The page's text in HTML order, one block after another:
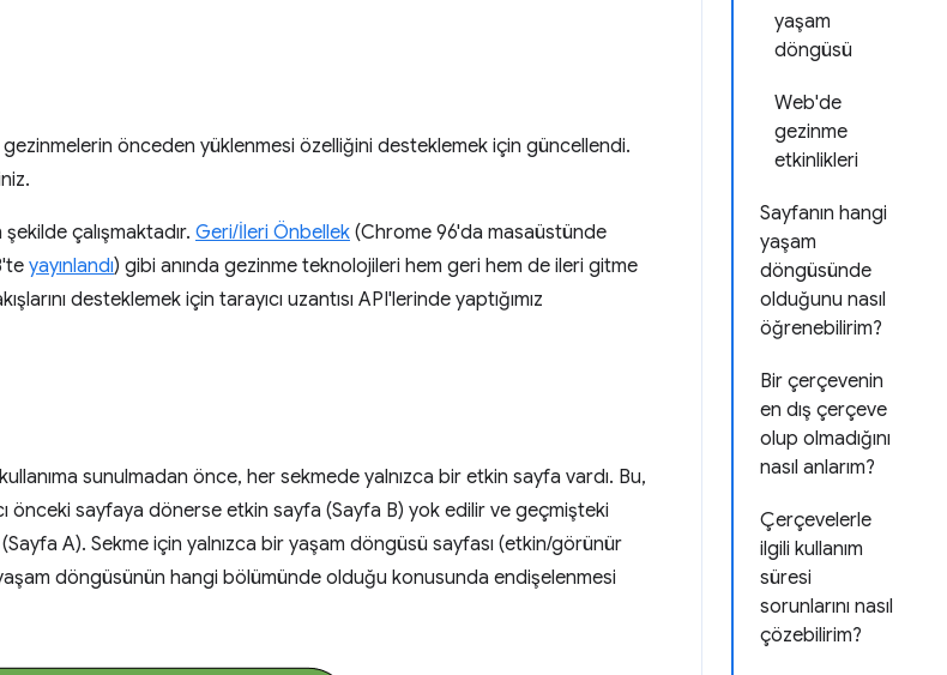
yaşam
döngüsü
Web'de
gezinme
etkinlikleri
Sayfanın hangi
yaşam
döngüsünde
olduğunu nasıl
öğrenebilirim?
Bir çerçevenin
en dış çerçeve
olup olmadığını
nasıl anlarım?
Çerçevelerle
ilgili kullanım
süresi
sorunlarını nasıl
çözebilirim?
önceden yüklenmesi özelliğini desteklemek için güncellendi.
çalışmaktadır. Geri/İleri Önbellek (Chrome 96'da masaüstünde
yayınlandı) gibi anında gezinme teknolojileri hem geri hem de ileri gitme
desteklemek için tarayıcı uzantısı API'lerinde yaptığımız
sunulmadan önce, her sekmede yalnızca bir etkin sayfa vardı. Bu,
önceki sayfaya dönerse etkin sayfa (Sayfa B) yok edilir ve geçmişteki
A). Sekme için yalnızca bir yaşam döngüsü sayfası (etkin/görünür
döngüsünün hangi bölümünde olduğu konusunda endişelenmesi